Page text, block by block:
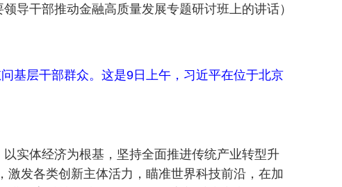
导干部推动金融高质量发展专题研讨班上的讲话）
基层干部群众。这是9日上午，习近平在位于北京
实体经济为根基，坚持全面推进传统产业转型升
发各类创新主体活力，瞄准世界科技前沿，在加